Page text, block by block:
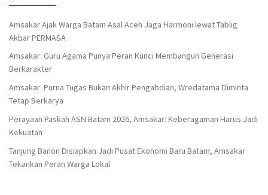
Amsakar Ajak Warga Batam Asal Aceh Jaga Harmoni lewat Tablig
Akbar PERMASA
Amsakar: Guru Agama Punya Peran Kunci Membangun Generasi
Berkarakter
Amsakar: Purna Tugas Bukan Akhir Pengabdian, Wredatama Diminta
Tetap Berkarya
Perayaan Paskah ASN Batam 2026, Amsakar: Keberagaman Harus Jadi
Kekuatan
Tanjung Banon Disiapkan Jadi Pusat Ekonomi Baru Batam, Amsakar
Tekankan Peran Warga Lokal